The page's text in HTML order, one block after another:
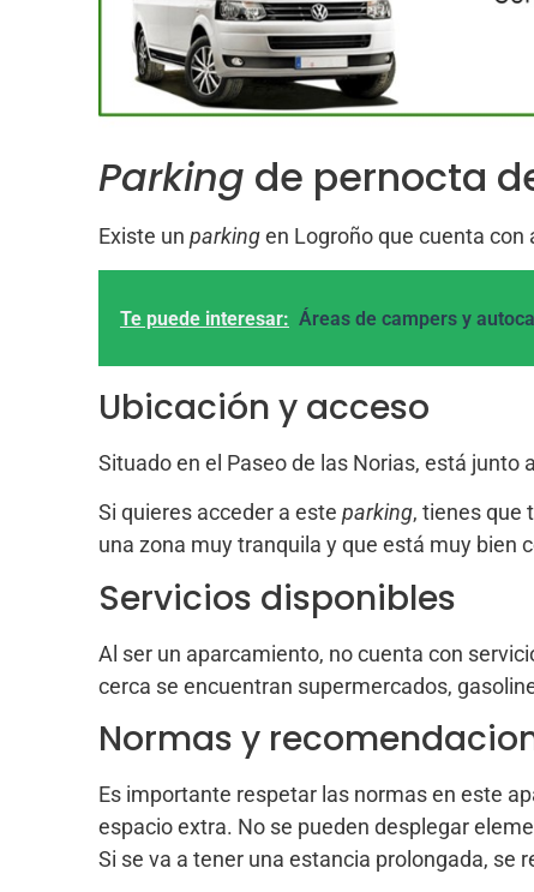
Parking de pernocta
Existe un parkingen Logroño que cuenta
Te puede interesar: Áreas de campers y
Ubicación y acceso
Situado en el Paseo de las Norias, está
Si quieres acceder a este parking, tienes que
una zona muy tranquila y que está muy bien
Servicios disponibles
Al ser un aparcamiento, no cuenta con
cerca se encuentran supermercados,
Normas y
Es importante respetar las normas en este
espacio extra. No se pueden desplegar
Si se va a tener una estancia prolongada, se